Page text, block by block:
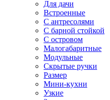
Для дачи
Встроенные
С антресолями
С барной стойкой
С островом
Малогабаритные
Модульные
Скрытые ручки
Размер
Мини-кухни
Узкие